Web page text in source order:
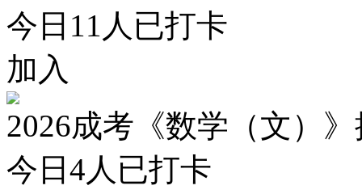
今日 11 人已打卡
加入
2026成考《数学（文）
今日 4人已打卡